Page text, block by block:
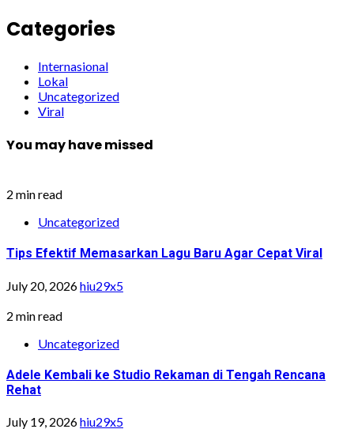
Categories
Internasional
Lokal
Uncategorized
Viral
You may have missed
2 min read
Uncategorized
Tips Efektif Memasarkan Lagu Baru Agar Cepat Viral
July 20, 2026hiu29x5
2 min read
Uncategorized
Adele Kembali ke Studio Rekaman di Tengah Rencana
Rehat
July 19, 2026hiu29x5